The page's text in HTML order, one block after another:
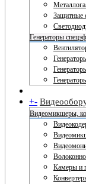
Защитные
Генераторы
+-
Видеомикшеры,
Камеры и